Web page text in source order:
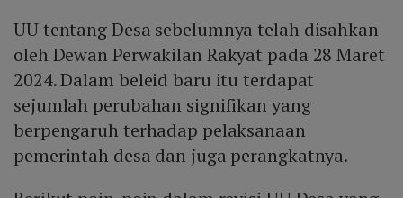
UU tentang Desa sebelumnya telah disahkan
oleh Dewan Perwakilan Rakyat pada 28 Maret
2024. Dalam beleid baru itu terdapat
sejumlah perubahan signifikan yang
berpengaruh terhadap pelaksanaan
pemerintah desa dan juga perangkatnya.